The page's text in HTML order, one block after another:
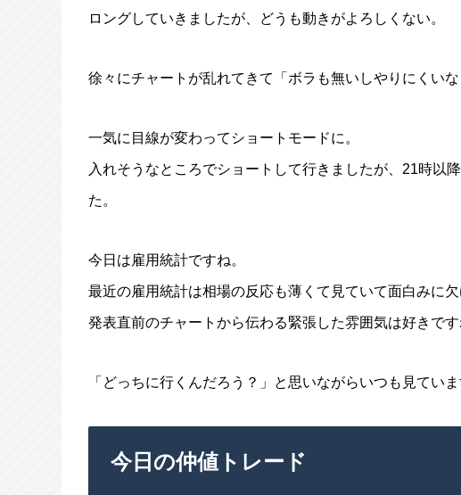
ロングしていきましたが、どうも動きがよろしくない。
徐々にチャートが乱れてきて「ボラも無いしやりにくいな
一気に目線が変わってショートモードに。
入れそうなところでショートして行きましたが、21時以
た。
今日は雇用統計ですね。
最近の雇用統計は相場の反応も薄くて見ていて面白みに欠
発表直前のチャートから伝わる緊張した雰囲気は好きです
「どっちに行くんだろう？」と思いながらいつも見ていま
今日の仲値トレード